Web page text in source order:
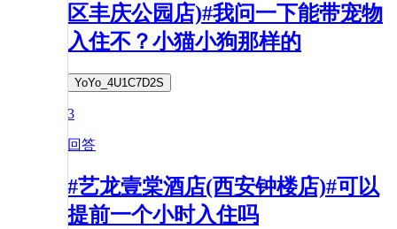
区丰庆公园店)#我问一下能带宠物
入住不？小猫小狗那样的
YoYo_4U1C7D2S
3
回答
#艺龙壹棠酒店(西安钟楼店)#可以
提前一个小时入住吗